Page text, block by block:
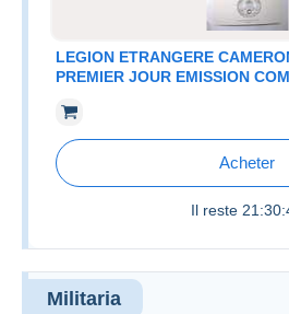
LEGION ETRANGERE
PREMIER JOUR EMISSION
Acheter
Il reste
Militaria